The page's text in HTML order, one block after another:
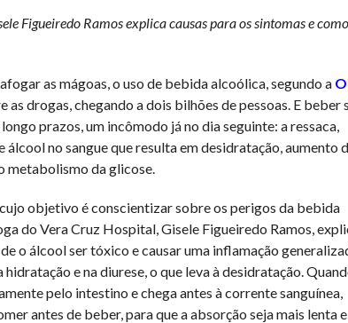
Figueiredo Ramos explica causas para os sintomas e
as mágoas, o uso de bebida alcoólica, segundo a
as drogas, chegando a dois bilhões de pessoas. E beber
prazos, um incômodo já no dia seguinte: a ressaca,
no sangue que resulta em desidratação, aumento
metabolismo da glicose.
objetivo é conscientizar sobre os perigos da bebida
do Vera Cruz Hospital, Gisele Figueiredo Ramos,
o álcool ser tóxico e causar uma inflamação
e na diurese, o que leva à desidratação.
pelo intestino e chega antes à corrente sanguínea,
antes de beber, para que a absorção seja mais lenta